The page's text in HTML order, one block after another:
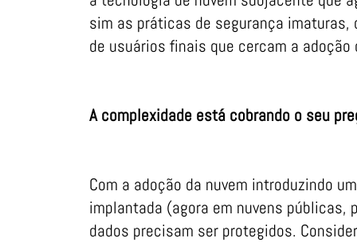
sim as práticas de segurança imaturas,
de usuários finais que cercam a adoção
A complexidade está cobrando o seu
Com a adoção da nuvem introduzindo
implantada (agora em nuvens públicas,
dados precisam ser protegidos.